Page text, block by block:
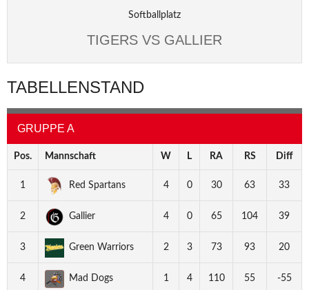
Softballplatz
TIGERS VS GALLIER
TABELLENSTAND
GRUPPE A
Pos. Mannschaft W L RA RS Diff
1 Red Spartans 4 0 30 63 33
2 Gallier 4 0 65 104 39
3 Green Warriors 2 3 73 93 20
4 Mad Dogs 1 4 110 55 -55